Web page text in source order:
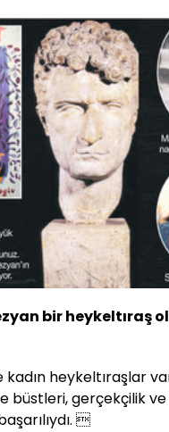
bir heykeltıraş
heykeltıraşlar
büstleri, gerçekçilik
